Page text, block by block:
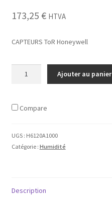
Sondes
Thermostats d’ambiance
Vannes
173,25 € HTVA
CAPTEURS ToR Honeywell
ToR
-
H6120A1000
-
d'ambiance
Ajouter au panier
Compare
UGS : H6120A1000
Catégorie : Humidité
Description